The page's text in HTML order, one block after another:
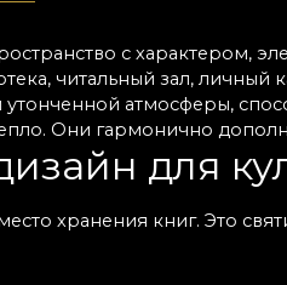
с характером,
читальный зал,
утонченной атмосферы,
Они гармонично
для
хранения книг. Это
вдохновлённых